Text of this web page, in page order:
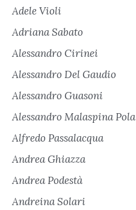
Adele Violi
Adriana Sabato
Alessandro Cirinei
Alessandro Del Gaudio
Alessandro Guasoni
Alessandro Malaspina Pola
Alfredo Passalacqua
Andrea Ghiazza
Andrea Podestà
Andreina Solari